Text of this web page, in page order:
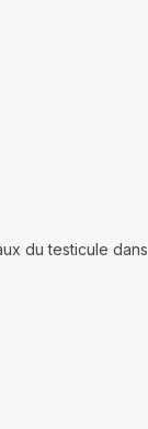
du testicule dans